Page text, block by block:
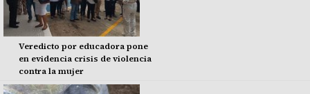
Veredicto por educadora pone
en evidencia crisis de violencia
contra la mujer